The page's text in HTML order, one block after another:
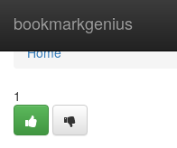
bookmarkgenius
Home
Home
1